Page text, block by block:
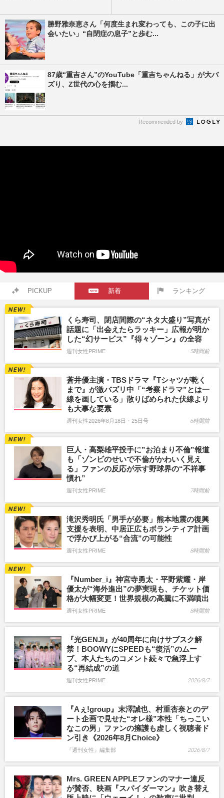
勝野雅奈恵さん「何度生まれ変わっても、この子に出
会いたい」“自閉症の息子”と歩む...
87歳“重吉さん”のYouTube「重吉ちゃんねる」が大バ
ズり、Z世代の心を掴む...
Recommended by
PICKUP 新着 ランキング
くら寿司、閉店間際の“ネタ大盛り”写真が
話題に「出会えたらラッキー」広報が明か
した“幻サービス”『得々ゾーン』の全容
週刊女性PRIME 5時間前
蒼井優主演・TBSドラマ『Tシャツが乾く
まで』が激バズリ中「“考察ドラマ”とは一
線を画している」散りばめられた伏線より
も大事な要素
週刊女性2026年8月18日・25日号 6時間前
巨人・高梨雄平投手に”お泊まり不倫”報道
も「ゾンビのせいで不倫がかわいく見え
る」ファンの反応が示す野球界の“不祥事
慣れ”
週刊女性PRIME 7時間前
滝沢秀明氏「男手が必要」熊本地震の復興
支援を表明、中居正広もボランティア計画
で浮かび上がる“合流”の可能性
週刊女性PRIME 8時間前
『Number_i』神宮寺勇太・平野紫耀・岸
優太が“海外進出”の夢実現も、チケット価
格が大幅変更！世界規模の高騰に不満噴出
週刊女性PRIME 8時間前
『光GENJI』が40周年に向けサブスク解
禁！BOOWYにSPEEDも“復活”のムー
ブ、本人たちのコメント続々で急浮上す
る“再結成”の道
週刊女性PRIME 2026/8/7
『Aぇ!group』末澤誠也、村重杏奈とのデ
ート企画で見せた“オレ様”本性「ちっこい
なこの男」ファンの擁護も虚しく視聴者ド
ン引き《2026年8月Choice》
『週刊女性』編集部 2026/8/7
Mrs. GREEN APPLEファンのマナー違反
が賛否、映画『スパイダーマン』吹き替え